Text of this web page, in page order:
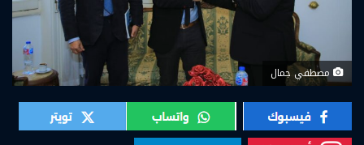
مصطفي جمال